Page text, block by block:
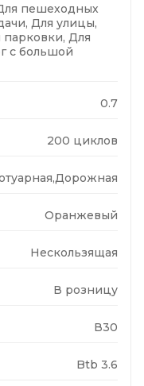
пешеходных
Для улицы,
Для
с большой
0.7
200 циклов
Оранжевый
Нескользящая
В розницу
В30
Btb 3.6